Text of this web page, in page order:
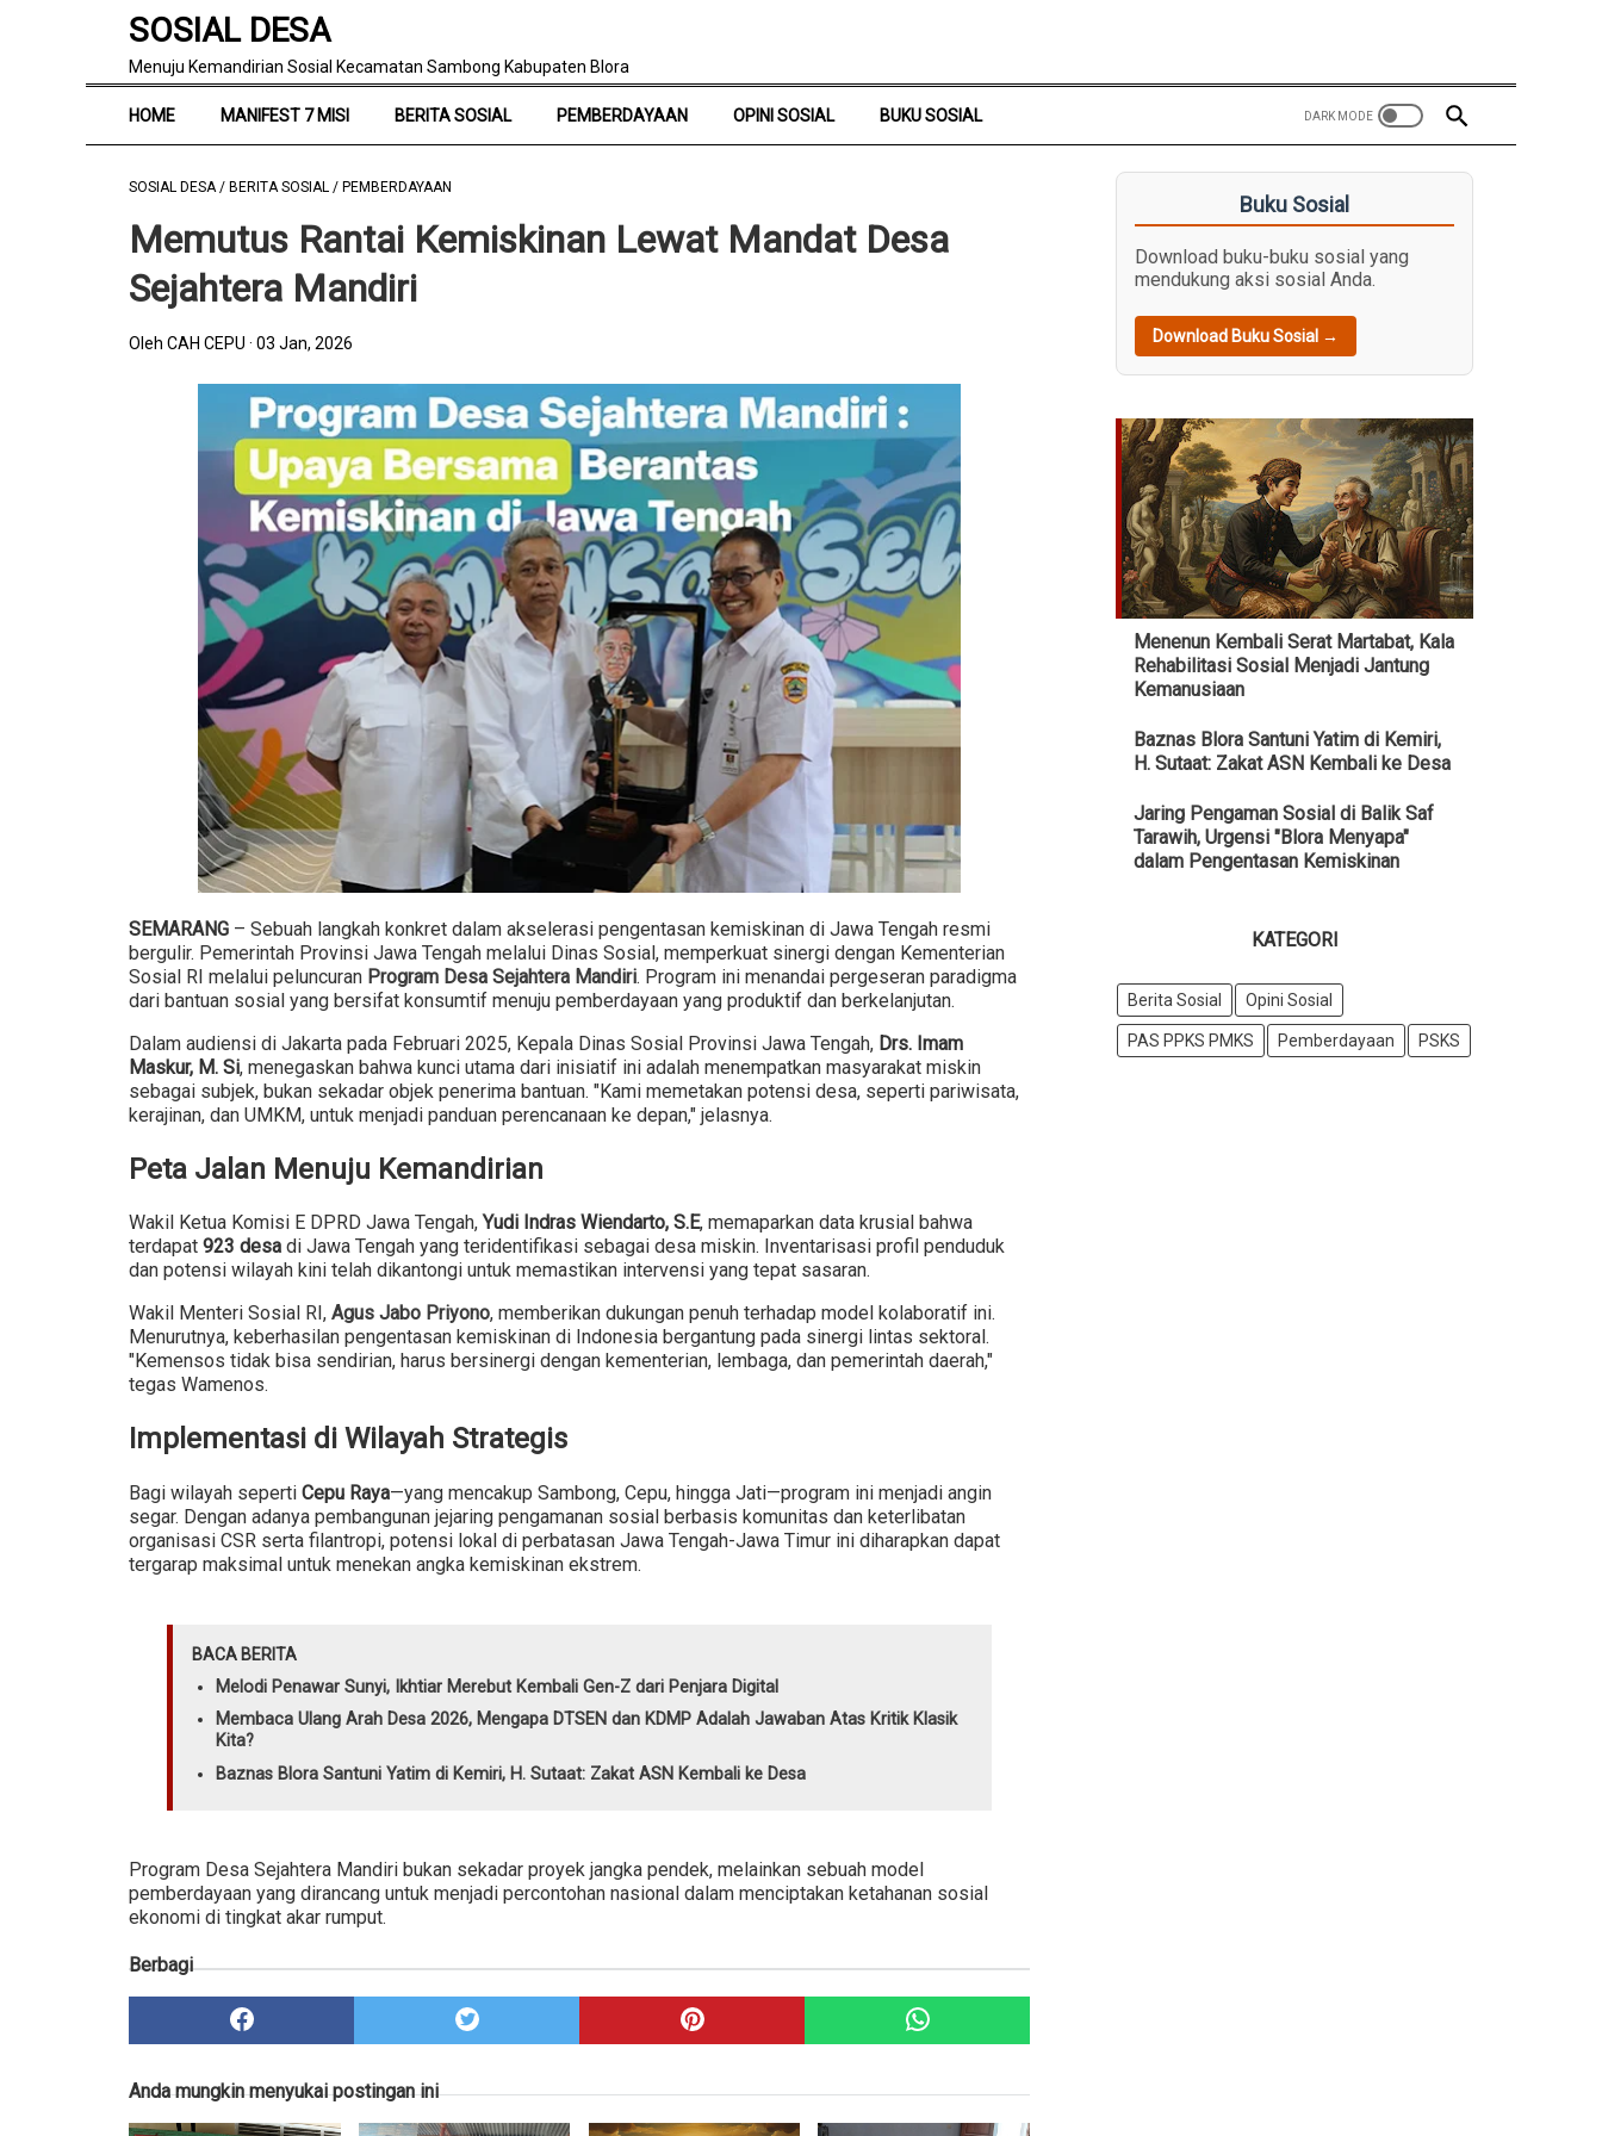
SOSIAL DESA
Menuju Kemandirian Sosial Kecamatan Sambong Kabupaten Blora
HOME MANIFEST 7 MISI BERITA SOSIAL PEMBERDAYAAN OPINI SOSIAL BUKU SOSIAL
SOSIAL DESA/ BERITA SOSIAL / PEMBERDAYAAN
Memutus Rantai Kemiskinan Lewat Mandat Desa
Sejahtera Mandiri
Oleh CAH CEPU 03 Jan, 2026
SEMARANG – Sebuah langkah konkret dalam akselerasi pengentasan kemiskinan di Jawa Tengah resmi
bergulir. Pemerintah Provinsi Jawa Tengah melalui Dinas Sosial, memperkuat sinergi dengan Kementerian
Sosial RI melalui peluncuran Program Desa Sejahtera Mandiri. Program ini menandai pergeseran paradigma
dari bantuan sosial yang bersifat konsumtif menuju pemberdayaan yang produktif dan berkelanjutan.
Dalam audiensi di Jakarta pada Februari 2025, Kepala Dinas Sosial Provinsi Jawa Tengah, Drs. Imam
Maskur, M. Si, menegaskan bahwa kunci utama dari inisiatif ini adalah menempatkan masyarakat miskin
sebagai subjek, bukan sekadar objek penerima bantuan. "Kami memetakan potensi desa, seperti pariwisata,
kerajinan, dan UMKM, untuk menjadi panduan perencanaan ke depan," jelasnya.
Peta Jalan Menuju Kemandirian
Wakil Ketua Komisi E DPRD Jawa Tengah, Yudi Indras Wiendarto, S.E, memaparkan data krusial bahwa
terdapat 923 desa di Jawa Tengah yang teridentifikasi sebagai desa miskin. Inventarisasi profil penduduk
dan potensi wilayah kini telah dikantongi untuk memastikan intervensi yang tepat sasaran.
Wakil Menteri Sosial RI, Agus Jabo Priyono, memberikan dukungan penuh terhadap model kolaboratif ini.
Menurutnya, keberhasilan pengentasan kemiskinan di Indonesia bergantung pada sinergi lintas sektoral.
"Kemensos tidak bisa sendirian, harus bersinergi dengan kementerian, lembaga, dan pemerintah daerah,"
tegas Wamenos.
Implementasi di Wilayah Strategis
Bagi wilayah seperti Cepu Raya—yang mencakup Sambong, Cepu, hingga Jati—program ini menjadi angin
segar. Dengan adanya pembangunan jejaring pengamanan sosial berbasis komunitas dan keterlibatan
organisasi CSR serta filantropi, potensi lokal di perbatasan Jawa Tengah-Jawa Timur ini diharapkan dapat
tergarap maksimal untuk menekan angka kemiskinan ekstrem.
BACA BERITA
Melodi Penawar Sunyi, Ikhtiar Merebut Kembali Gen-Z dari Penjara Digital
Membaca Ulang Arah Desa 2026, Mengapa DTSEN dan KDMP Adalah Jawaban Atas Kritik Klasik
Kita?
Baznas Blora Santuni Yatim di Kemiri, H. Sutaat: Zakat ASN Kembali ke Desa
Program Desa Sejahtera Mandiri bukan sekadar proyek jangka pendek, melainkan sebuah model
pemberdayaan yang dirancang untuk menjadi percontohan nasional dalam menciptakan ketahanan sosial
ekonomi di tingkat akar rumput.
Berbagi
Anda mungkin menyukai postingan ini
Buku Sosial
Download buku-buku sosial yang
mendukung aksi sosial Anda.
Download Buku Sosial →
Menenun Kembali Serat Martabat, Kala
Rehabilitasi Sosial Menjadi Jantung
Kemanusiaan
Baznas Blora Santuni Yatim di Kemiri,
H. Sutaat: Zakat ASN Kembali ke Desa
Jaring Pengaman Sosial di Balik Saf
Tarawih, Urgensi "Blora Menyapa"
dalam Pengentasan Kemiskinan
KATEGORI
Berita Sosial Opini Sosial
PAS PPKS PMKS Pemberdayaan PSKS